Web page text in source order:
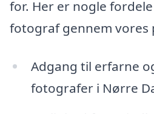
for. Her er nogle
fotograf gennem vores
Adgang til erfarne
fotografer i Nørre